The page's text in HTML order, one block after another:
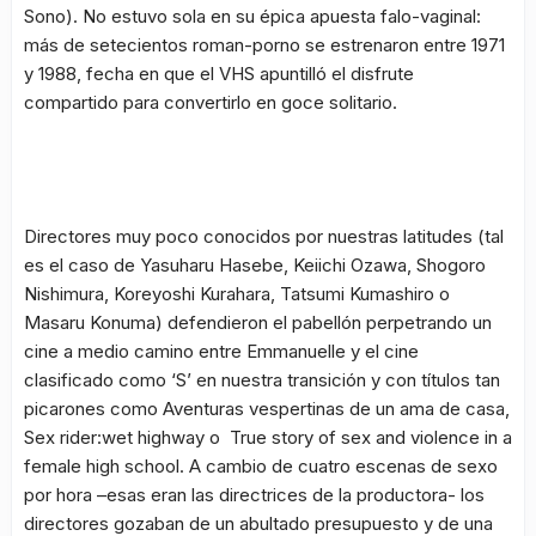
Sono). No estuvo sola en su épica apuesta falo-vaginal:
más de setecientos roman-porno se estrenaron entre 1971
y 1988, fecha en que el VHS apuntilló el disfrute
compartido para convertirlo en goce solitario.
Directores muy poco conocidos por nuestras latitudes (tal
es el caso de Yasuharu Hasebe, Keiichi Ozawa, Shogoro
Nishimura, Koreyoshi Kurahara, Tatsumi Kumashiro o
Masaru Konuma) defendieron el pabellón perpetrando un
cine a medio camino entre Emmanuelle y el cine
clasificado como ‘S’ en nuestra transición y con títulos tan
picarones como Aventuras vespertinas de un ama de casa,
Sex rider:wet highway o True story of sex and violence in a
female high school. A cambio de cuatro escenas de sexo
por hora –esas eran las directrices de la productora- los
directores gozaban de un abultado presupuesto y de una